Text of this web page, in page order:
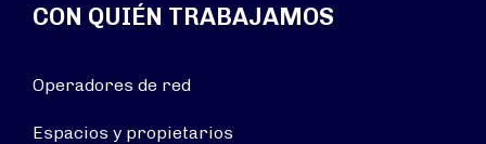
CON QUIÉN TRABAJAMOS
Operadores de red
Espacios y propietarios